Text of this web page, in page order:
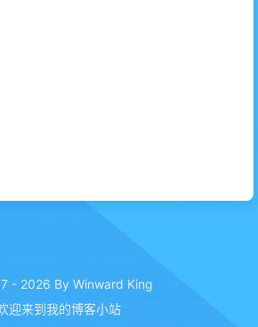
- 2026 By Winward King
迎来到我的博客小站